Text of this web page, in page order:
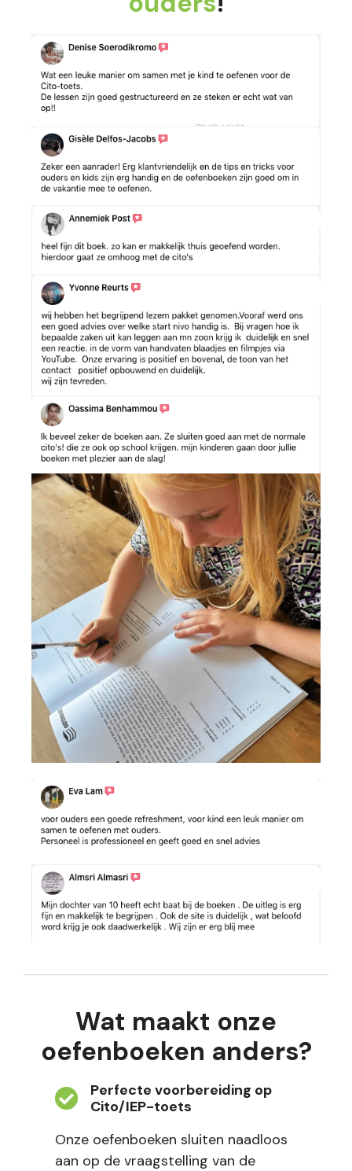
Wat maakt onze
oefenboeken anders?
Perfecte voorbereiding op
Cito/IEP-toets
Onze oefenboeken sluiten naadloos
aan op de vraagstelling van de